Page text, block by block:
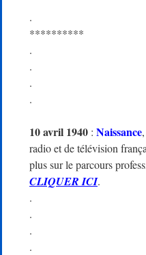
.
**********
.
.
.
.
10 avril 1940 : Naissance
radio et de télévision
plus sur le parcours
CLIQUER ICI.
.
.
.
.